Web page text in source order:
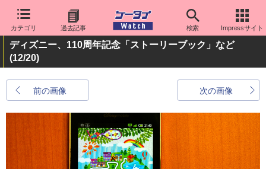
カテゴリ 過去記事 検索 Impressサイト
ディズニー、110周年記念「ストーリーブック」など
(12/20)
前の画像 次の画像